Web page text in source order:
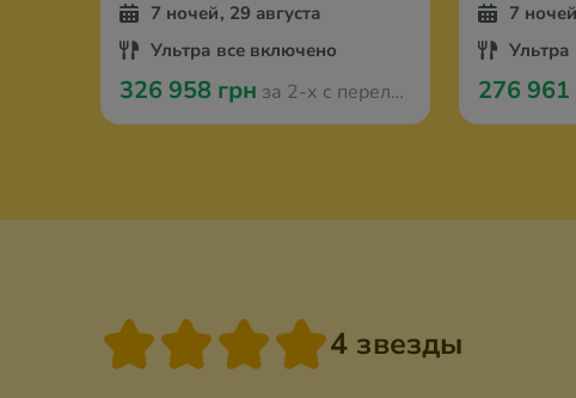
7 ночей, 29 августа
Ультра все включено
326 958 грн за 2-х с перелётом из Оради
7
Ультра
276 961
4 звезды